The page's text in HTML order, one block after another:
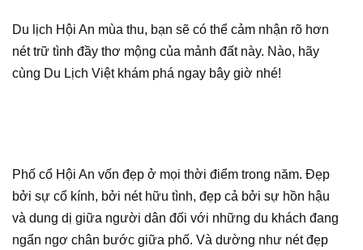
Du lịch Hội An mùa thu, bạn sẽ có thể cảm nhận rõ hơn
nét trữ tình đầy thơ mộng của mảnh đất này. Nào, hãy
cùng Du Lịch Việt khám phá ngay bây giờ nhé!
Phố cổ Hội An vốn đẹp ở mọi thời điểm trong năm. Đẹp
bởi sự cổ kính, bởi nét hữu tình, đẹp cả bởi sự hồn hậu
và dung dị giữa người dân đối với những du khách đang
ngẩn ngơ chân bước giữa phố. Và dường như nét đẹp